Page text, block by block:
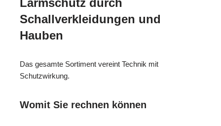
Schallverkleidungen und
Hauben
Das gesamte Sortiment vereint Technik mit
Schutzwirkung.
Womit Sie rechnen können